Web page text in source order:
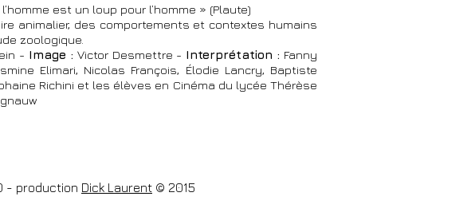
est un loup pour l’homme » (Plaute)
animalier, des comportements et contextes humains
zoologique.
- Image : Victor Desmettre - Interprétation : Fanny
Elimari, Nicolas François, Élodie Lancry, Baptiste
Richini et les élèves en Cinéma du lycée Thérèse
- production Dick Laurent © 2015